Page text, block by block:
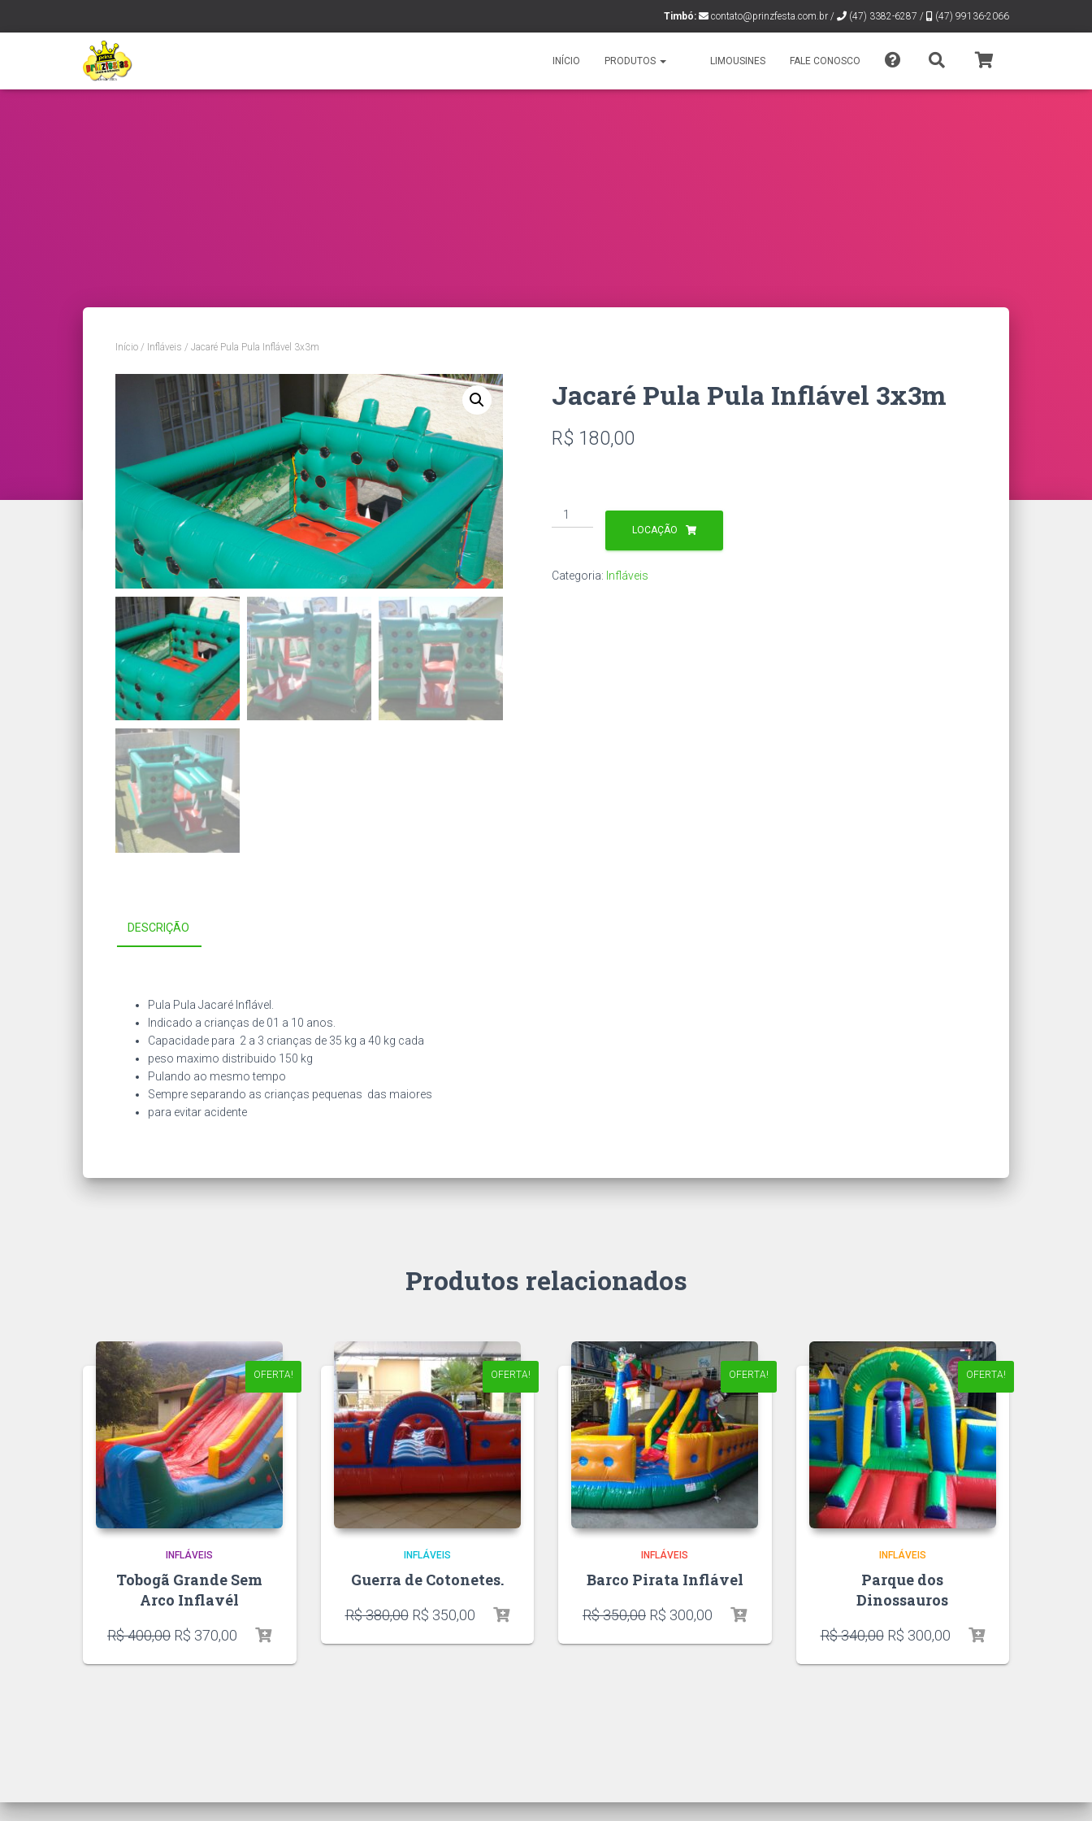
Timbó: contato@prinzfesta.com.br / (47) 3382-6287 / (47) 99136-2066
INÍCIO PRODUTOS LIMOUSINES FALE CONOSCO
Verificar
Início / Infláveis / Jacaré Pula Pula Inflável 3x3m
Jacaré Pula Pula Inflável 3x3m
R$ 180,00
Jacaré
Pula
3x3m
LOCAÇÃO
Categoria: Infláveis
DESCRIÇÃO
Pula Pula Jacaré Inflável.
Indicado a crianças de 01 a 10 anos.
Capacidade para 2 a 3 crianças de 35 kg a 40 kg cada
peso maximo distribuido 150 kg
Pulando ao mesmo tempo
Sempre separando as crianças pequenas das maiores
para evitar acidente
Produtos relacionados
OFERTA!
INFLÁVEIS
Tobogã Grande Sem
Arco Inflavél
R$400,00 R$ 370,00
OFERTA!
INFLÁVEIS
Guerra de Cotonetes.
R$380,00 R$ 350,00
OFERTA!
INFLÁVEIS
Barco Pirata Inflável
R$350,00 R$ 300,00
OFERTA!
INFLÁVEIS
Parque dos
Dinossauros
R$340,00 R$ 300,00